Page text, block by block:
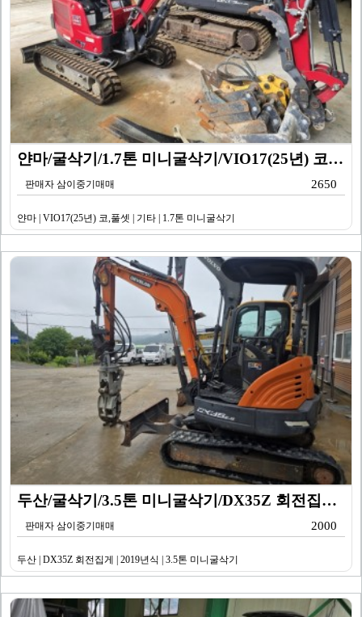
얀마/굴삭기/1.7톤 미니굴삭기/VIO17(25년) 코…
판매자 삼이중기매매 2650
얀마 | VIO17(25년) 코,풀셋 | 기타 | 1.7톤 미니굴삭기
두산/굴삭기/3.5톤 미니굴삭기/DX35Z 회전집게/2…
판매자 삼이중기매매 2000
두산 | DX35Z 회전집게 | 2019년식 | 3.5톤 미니굴삭기